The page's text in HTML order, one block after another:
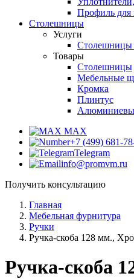
Профиль для
Столешницы
Услуги
Столешницы
Товары
Столешницы
Мебельные
Кромка
Плинтус
MAX
+7 (499) 681-
Telegram
info@promvm.ru
Получить консультацию
Главная
Мебельная фурнитура
Ручки
Ручка-скоба 128 мм.,
Ручка-скоба